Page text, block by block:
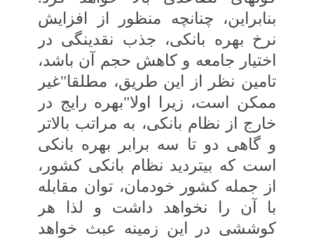
بنابراین، چنانچه منظور از افزایش
نرخ بهره بانکی، جذب‏ نقدینگی در
اختیار جامعه و کاهش حجم آن باشد،
تامین نظر از این طریق، مطلقا"غیر
ممکن است، زیرا اولا"بهره رایج در
خارج از نظام بانکی، به مراتب بالاتر
و گاهی دو تا سه برابر بهره بانکی‏
است که بی‏تردید نظام بانکی کشور،
از جمله‏ کشور خودمان، توان مقابله
با آن را نخواهد داشت‏ و لذا هر
کوششی در این زمینه عبث خواهد